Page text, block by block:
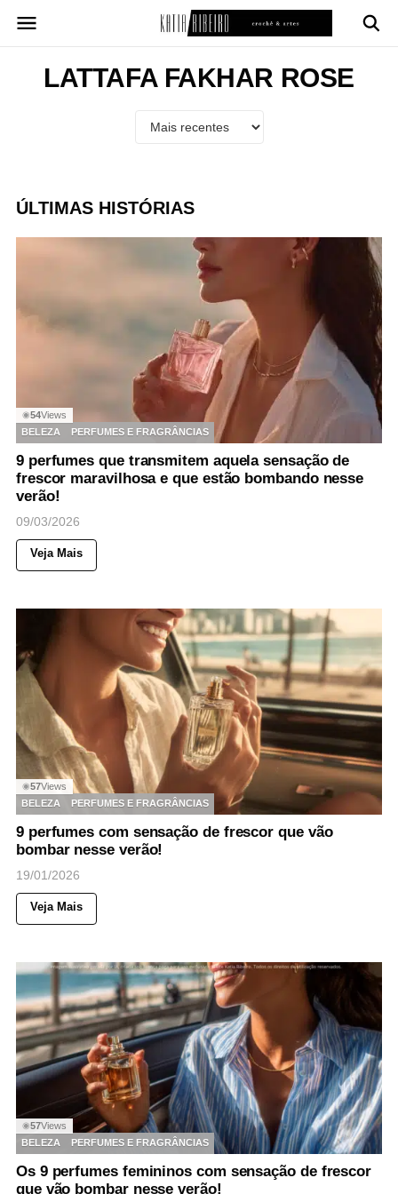
para
conteúdoLATTAFA FAKHAR ROSE
ÚLTIMAS HISTÓRIAS
◉54Views
BELEZA
PERFUMES E FRAGRÂNCIAS
9 perfumes que transmitem aquela sensação de
frescor maravilhosa e que estão bombando nesse
verão!
09/03/2026
Veja Mais
◉57Views
BELEZA
PERFUMES E FRAGRÂNCIAS
9 perfumes com sensação de frescor que vão
bombar nesse verão!
19/01/2026
Veja Mais
◉57Views
BELEZA
PERFUMES E FRAGRÂNCIAS
Os 9 perfumes femininos com sensação de frescor
que vão bombar nesse verão!